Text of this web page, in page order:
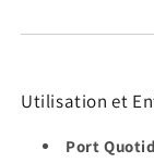
Utilisation et
Port